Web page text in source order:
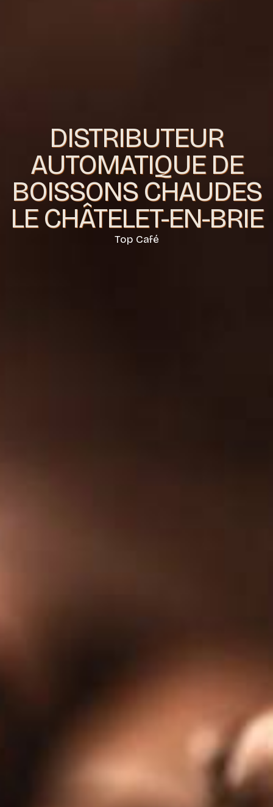
DISTRIBUTEUR
AUTOMATIQUE DE
BOISSONS CHAUDES
LE CHÂTELET-EN-BRIE
Top Café